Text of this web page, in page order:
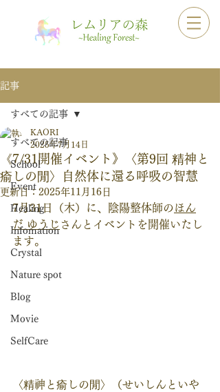
記事
すべての記事
School
Event
Healing
Infomation
Crystal
Nature spot
Blog
Movie
SelfCare
すべての記事
《7/31開催イベント》〈第9回 精神と
瘉しの閒〉自然体に還る呼吸の智慧
KAORI
2025年7月14日
更新日： 2025年11月16日
7月31日（木）に、陰陽整体師のほん
だ ゆうじ さんとイベントを開催いたし
ます。
〈精神と瘉しの閒〉（せいしんといや